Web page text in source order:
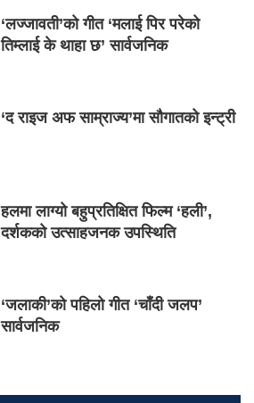
‘लज्जावती’को गीत ‘मलाई पिर परेको
तिम्लाई के थाहा छ’ सार्वजनिक
‘द राइज अफ साम्राज्य’मा सौगातको इन्ट्री
हलमा लाग्यो बहुप्रतिक्षित फिल्म ‘हली’,
दर्शकको उत्साहजनक उपस्थिति
‘जलाकी’को पहिलो गीत ‘चाँदी जलप’
सार्वजनिक